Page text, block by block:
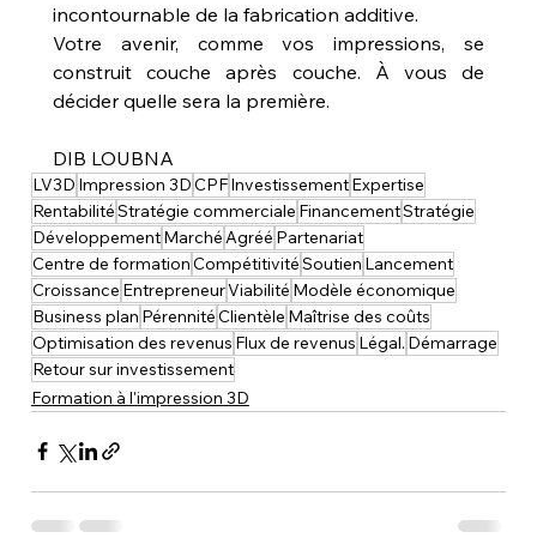
incontournable de la fabrication additive.
Votre avenir, comme vos impressions, se
construit couche après couche. À vous de
décider quelle sera la première.
DIB LOUBNA
LV3D Impression 3DCPFInvestissementExpertise
RentabilitéStratégie commerciale FinancementStratégie
DéveloppementMarchéAgréé Partenariat
Centre de formationCompétitivitéSoutien Lancement
Croissance EntrepreneurViabilité Modèle économique
Business plan PérennitéClientèle Maîtrise des coûts
Optimisation des revenus Flux de revenus Légal. Démarrage
Retour sur investissement
Formation à l'impression 3D